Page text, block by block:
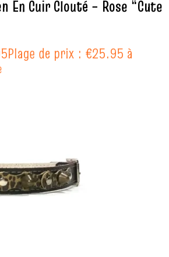
En Cuir Clouté – Rose “Cute
Plage de prix : €25.95 à